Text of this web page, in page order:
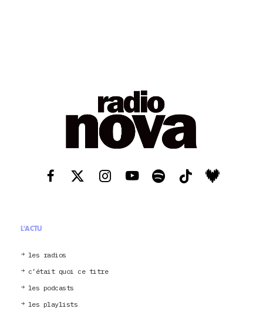
L'ACTU
les radios
c’était quoi ce titre
les podcasts
les playlists